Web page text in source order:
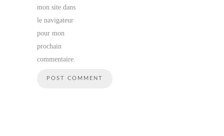
mon site dans
le navigateur
pour mon
prochain
commentaire.